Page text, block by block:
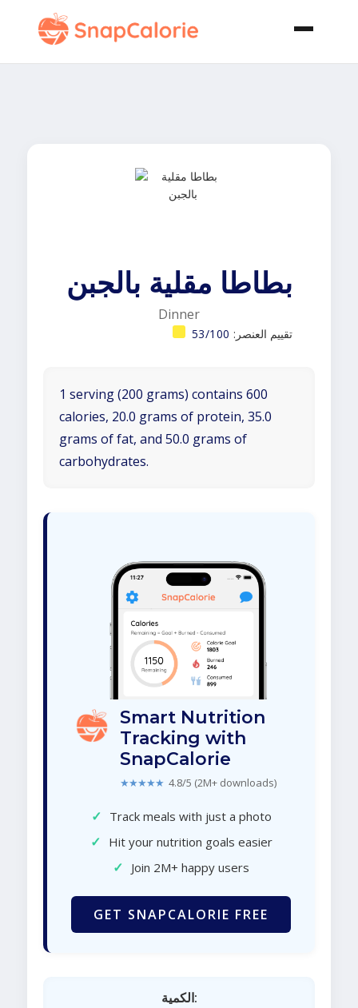
بطاطا مقلية بالجبن
Dinner
تقييم العنصر: 53/100
1 serving (200 grams) contains 600
calories, 20.0 grams of protein, 35.0
grams of fat, and 50.0 grams of
carbohydrates.
Smart Nutrition
Tracking with
SnapCalorie
★★★★★ 4.8/5 (2M+ downloads)
✓ Track meals with just a photo
✓ Hit your nutrition goals easier
✓ Join 2M+ happy users
GET SNAPCALORIE FREE
الكمية: